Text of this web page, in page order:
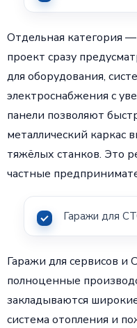
Отдельная категория
проект сразу
для оборудования,
электроснабжения с
панели позволяют
металлический каркас
тяжёлых станков. Это
частные
Гаражи для
Гаражи для сервисов и
полноценные
закладываются
система отопления и